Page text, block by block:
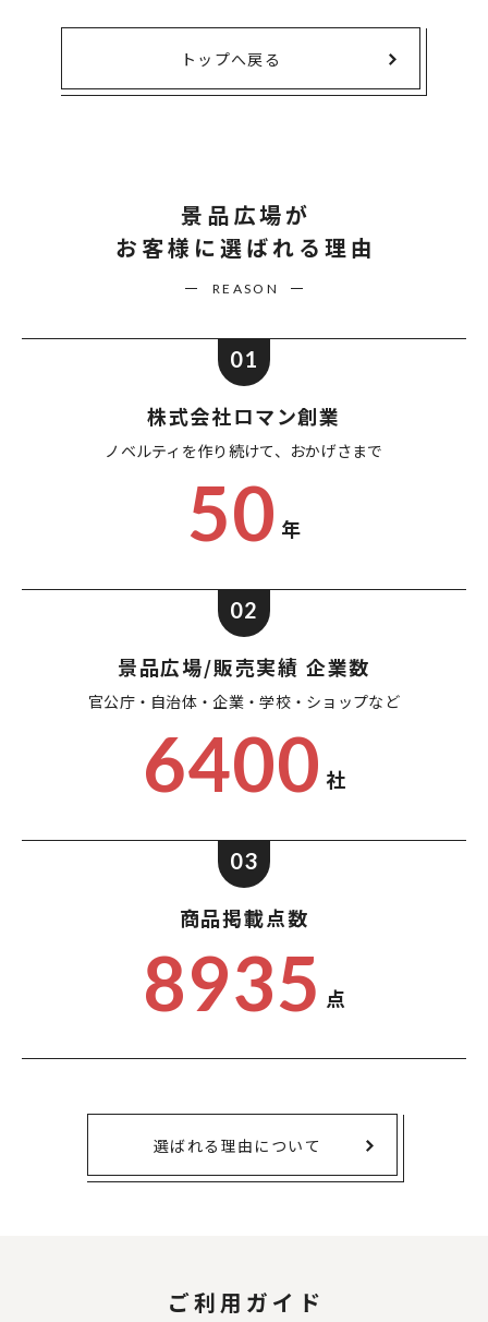
トップへ戻る
景品広場が
お客様に選ばれる理由
REASON
01
株式会社ロマン創業
ノベルティを作り続けて、 おかげさまで
50 年
02
景品広場/販売実績 企業数
官公庁・自治体・企業・学校・ショップなど
6400 社
03
商品掲載点数
8935 点
選ばれる理由について
ご利用ガイド